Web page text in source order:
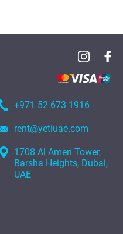
+971 52 673 1916
rent@yetiuae.com
1708 Al Ameri Tower,
Barsha Heights, Dubai,
UAE